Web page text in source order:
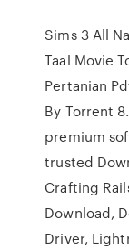
Sims 3 All
Taal Movie
Pertanian
By Torrent
premium
trusted
Crafting
Download,
Driver,